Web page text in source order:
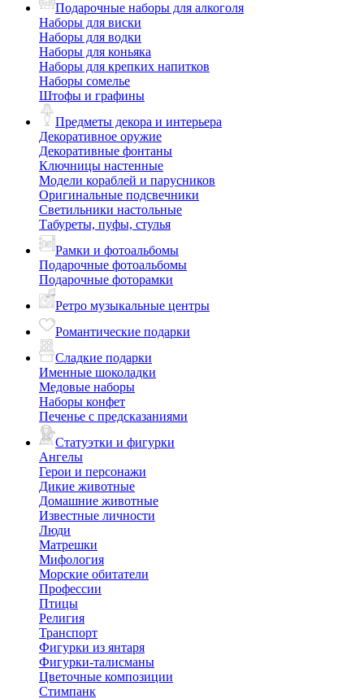
Подарочные наборы для алкоголя
Наборы для виски
Наборы для водки
Наборы для коньяка
Наборы для крепких напитков
Наборы сомелье
Штофы и графины
Предметы декора и интерьера
Декоративное оружие
Декоративные фонтаны
Ключницы настенные
Модели кораблей и парусников
Оригинальные подсвечники
Светильники настольные
Табуреты, пуфы, стулья
Рамки и фотоальбомы
Подарочные фотоальбомы
Подарочные фоторамки
Ретро музыкальные центры
Романтические подарки
Сладкие подарки
Именные шоколадки
Медовые наборы
Наборы конфет
Печенье с предсказаниями
Статуэтки и фигурки
Ангелы
Герои и персонажи
Дикие животные
Домашние животные
Известные личности
Люди
Матрешки
Мифология
Морские обитатели
Профессии
Птицы
Религия
Транспорт
Фигурки из янтаря
Фигурки-талисманы
Цветочные композиции
Стимпанк